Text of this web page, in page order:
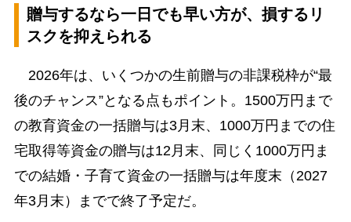
贈与するなら一日でも早い方が、損するリ
スクを抑えられる
2026年は、いくつかの生前贈与の非課税枠が“最
後のチャンス”となる点もポイント。1500万円まで
の教育資金の一括贈与は3月末、1000万円までの住
宅取得等資金の贈与は12月末、同じく1000万円ま
での結婚・子育て資金の一括贈与は年度末（2027
年3月末）までで終了予定だ。